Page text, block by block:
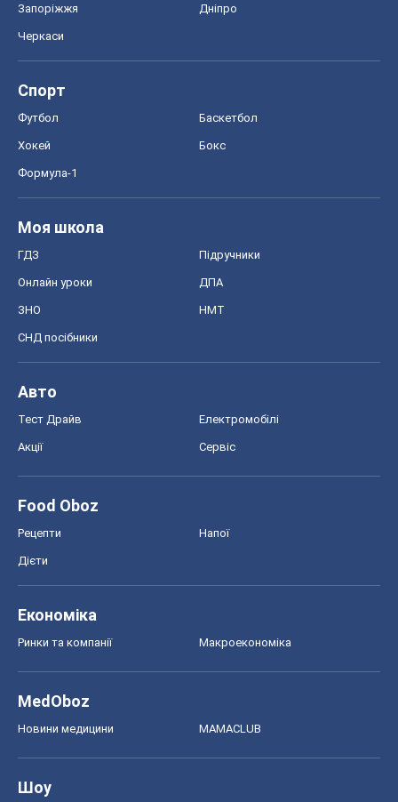
Запоріжжя Дніпро
Черкаси
Спорт
Футбол Баскетбол
Хокей Бокс
Формула-1
Моя школа
ГДЗ Підручники
Онлайн уроки ДПА
ЗНО НМТ
СНД посібники
Авто
Тест Драйв Електромобілі
Акції Сервіс
Food Oboz
Рецепти Напої
Дієти
Економіка
Ринки та компанії Макроекономіка
MedOboz
Новини медицини MAMACLUB
Шоу